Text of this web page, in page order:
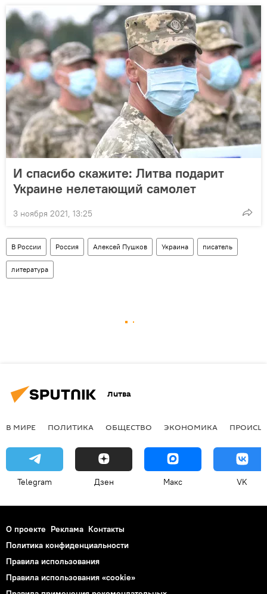
И спасибо скажите: Литва подарит
Украине нелетающий самолет
3 ноября 2021, 13:25
В России Россия Алексей Пушков Украина писатель
литература
Литва
В МИРЕ ПОЛИТИКА ОБЩЕСТВО ЭКОНОМИКА
Telegram Дзен Макс VK
О проекте Реклама Контакты
Политика конфиденциальности
Правила использования
Правила использования «cookie»